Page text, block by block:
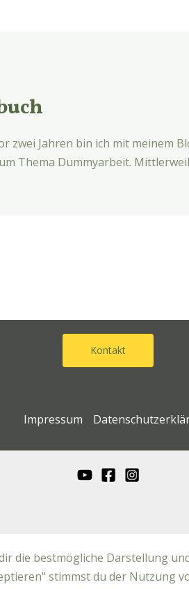
zwei Jahren bin ich mit meinem
Thema Dummyarbeit.
Kontakt
Impressum
die bestmögliche Darstellung
stimmst du der Nutzung